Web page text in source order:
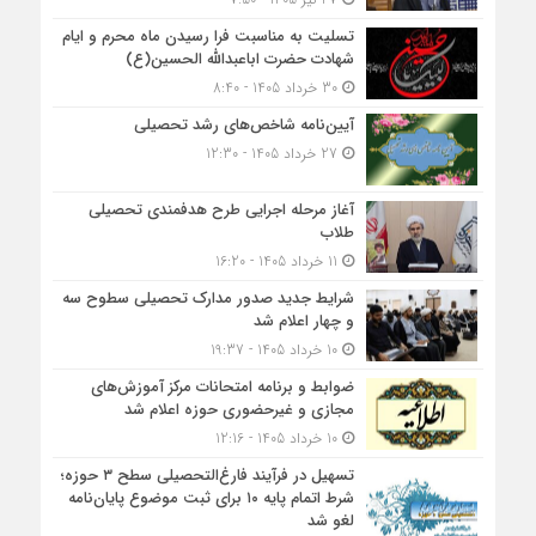
تسلیت به مناسبت فرا رسیدن ماه محرم و ایام
شهادت حضرت اباعبدالله الحسین(ع)
30 خرداد 1405 - 8:40
آیین‌نامه شاخص‌های رشد تحصیلی
آغاز مرحله اجرایی طرح هدفمندی تحصیلی
طلاب
شرایط جدید صدور مدارک تحصیلی سطوح سه
و چهار اعلام شد
10 خرداد 1405 - 19:37
ضوابط و برنامه امتحانات مرکز آموزش‌های
مجازی و غیرحضوری حوزه اعلام شد
10 خرداد 1405 - 12:16
تسهیل در فرآیند فارغ‌التحصیلی سطح ۳ حوزه؛
شرط اتمام پایه ۱۰ برای ثبت موضوع پایان‌نامه
لغو شد